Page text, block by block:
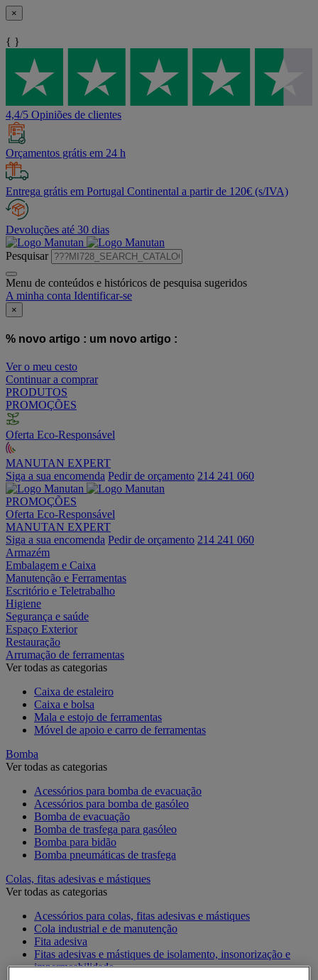
×
{ }
4,4/5 Opiniões de clientes
Orçamentos grátis em 24 h
Entrega grátis em Portugal Continental a partir de 120€ (s/IVA)
Devoluções até 30 dias
Pesquisar
Menu de conteúdos e históricos de pesquisa sugeridos
A minha conta Identificar-se
×
% novo artigo : um novo artigo :
Ver o meu cesto
Continuar a comprar
PRODUTOS
PROMOÇÕES
Oferta Eco-Responsável
MANUTAN EXPERT
Siga a sua encomenda Pedir de orçamento 214 241 060
PROMOÇÕES
Oferta Eco-Responsável
MANUTAN EXPERT
Siga a sua encomenda Pedir de orçamento 214 241 060
Armazém
Embalagem e Caixa
Manutenção e Ferramentas
Escritório e Teletrabalho
Higiene
Segurança e saúde
Espaço Exterior
Restauração
Arrumação de ferramentas
Ver todas as categorias
Caixa de estaleiro
Caixa e bolsa
Mala e estojo de ferramentas
Móvel de apoio e carro de ferramentas
Bomba
Ver todas as categorias
Acessórios para bomba de evacuação
Acessórios para bomba de gasóleo
Bomba de evacuação
Bomba de trasfega para gasóleo
Bomba para bidão
Bomba pneumáticas de trasfega
Colas, fitas adesivas e mástiques
Ver todas as categorias
Acessórios para colas, fitas adesivas e mástiques
Cola industrial e de manutenção
Fita adesiva
Fitas adesivas e mástiques de isolamento, insonorização e
impermeabilidade